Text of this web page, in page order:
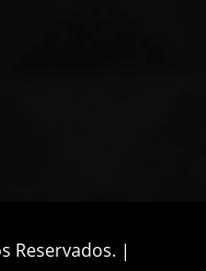
Reservados. |